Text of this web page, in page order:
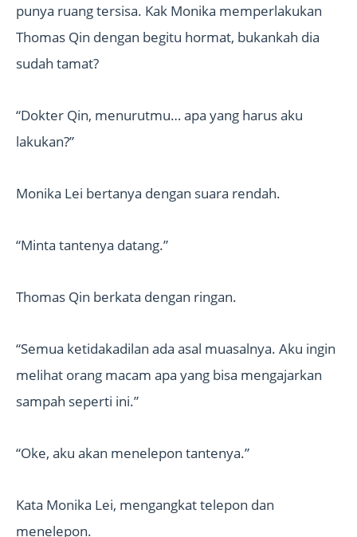
punya ruang tersisa. Kak Monika memperlakukan
Thomas Qin dengan begitu hormat, bukankah dia
sudah tamat?
“Dokter Qin, menurutmu… apa yang harus aku
lakukan?”
Monika Lei bertanya dengan suara rendah.
“Minta tantenya datang.”
Thomas Qin berkata dengan ringan.
“Semua ketidakadilan ada asal muasalnya. Aku ingin
melihat orang macam apa yang bisa mengajarkan
sampah seperti ini.”
“Oke, aku akan menelepon tantenya.”
Kata Monika Lei, mengangkat telepon dan
menelepon.